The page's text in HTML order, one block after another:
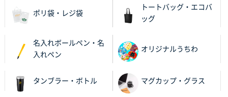
価格と納期が希望に合ったから
神奈川県S社様
ワンポイント箔押し紙袋 M横サイズ(A4対応) 500
ポリ袋・レジ袋
トートバッグ・エコバ
ッグ
名入れボールペン・名
入れペン
オリジナルうちわ
タンブラー・ボトル マグカップ・グラス